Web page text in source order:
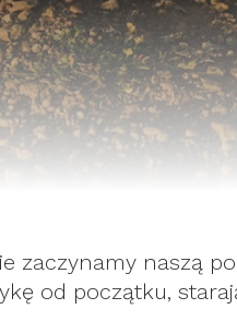
zaczynamy naszą
od początku,